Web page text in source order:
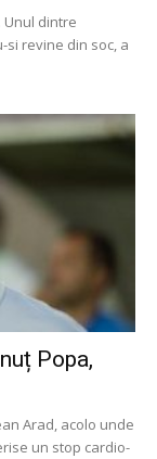
Unul dintre
revine din soc, a
Popa,
Arad, acolo unde
un stop cardio-